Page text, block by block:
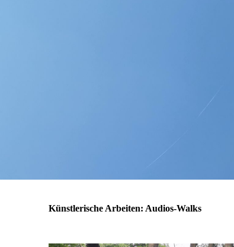
Künstlerische Arbeiten: Audios-Walks